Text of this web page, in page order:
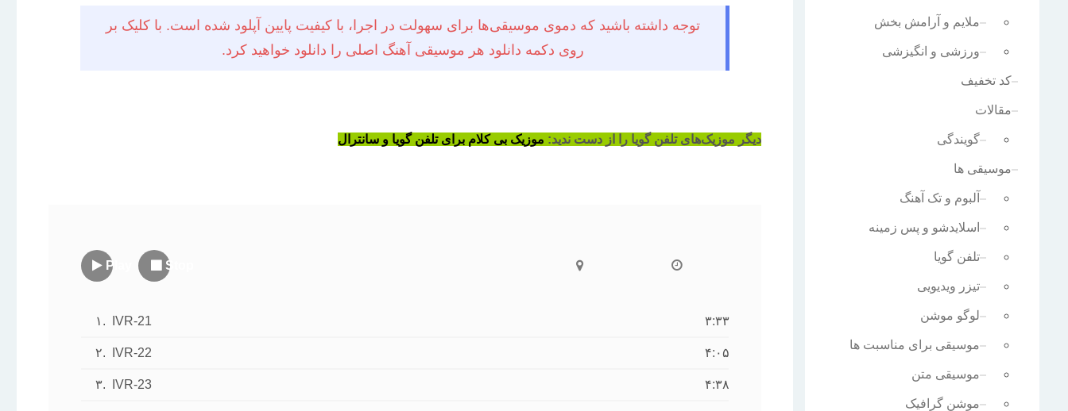
ملایم و آرامش بخش
ورزشی و انگیزشی
کد تخفیف
مقالات
گویندگی
موسیقی ها
آلبوم و تک آهنگ
اسلایدشو و پس زمینه
تلفن گویا
تیزر ویدیویی
لوگو موشن
موسیقی برای مناسبت ها
موسیقی متن
موشن گرافیک
توجه داشته باشید که دموی موسیقی‌ها برای سهولت در اجرا، با کیفیت پایین آپلود شده است. با کلیک بر
روی دکمه دانلود هر موسیقی آهنگ اصلی را دانلود خواهید کرد.
دیگر موزیک‌های تلفن گویا را از دست ندید: موزیک بی کلام برای تلفن گویا و سانترال
Play Stop
۱. IVR-21 ۳:۳۳
۲. IVR-22 ۴:۰۵
۳. IVR-23 ۴:۳۸